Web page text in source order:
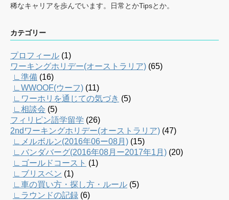
稀なキャリアを歩んでいます。日常とかTipsとか。
カテゴリー
プロフィール (1)
ワーキングホリデー(オーストラリア) (65)
∟準備 (16)
∟WWOOF(ウーフ) (11)
∟ワーホリを通じての気づき (5)
∟相談会 (5)
フィリピン語学留学 (26)
2ndワーキングホリデー(オーストラリア) (47)
∟メルボルン(2016年06ー08月) (15)
∟バンダバーグ(2016年08月ー2017年1月) (20)
∟ゴールドコースト (1)
∟ブリスベン (1)
∟車の買い方・探し方・ルール (5)
∟ラウンドの記録 (6)